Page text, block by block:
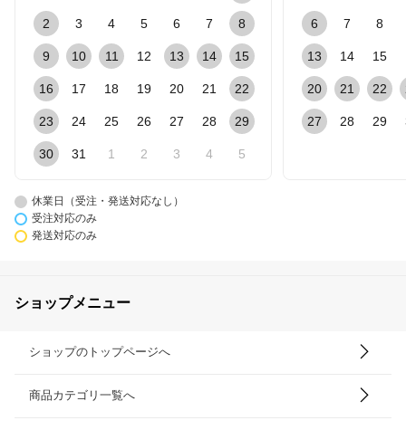
2 3 4 5 6 7 8
9 10 11 12 13 14 15
16 17 18 19 20 21 22
23 24 25 26 27 28 29
30 31 1 2 3 4 5
6 7 8
13 14 15
20 21 22
27 28 29
休業日（受注・発送対応なし）
受注対応のみ
発送対応のみ
ショップメニュー
ショップのトップページへ
商品カテゴリ一覧へ